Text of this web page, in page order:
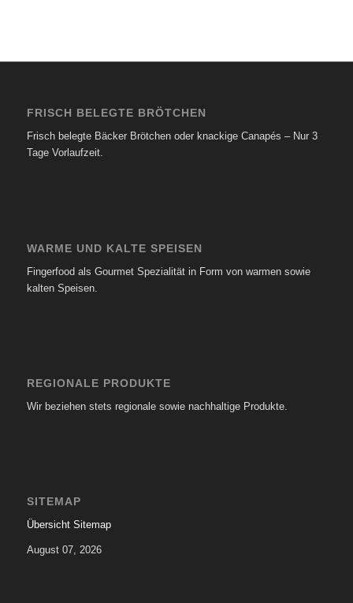
FRISCH BELEGTE BRÖTCHEN
Frisch belegte Bäcker Brötchen oder knackige Canapés – Nur 3
Tage Vorlaufzeit.
WARME UND KALTE SPEISEN
Fingerfood als Gourmet Spezialität in Form von warmen sowie
kalten Speisen.
REGIONALE PRODUKTE
Wir beziehen stets regionale sowie nachhaltige Produkte.
SITEMAP
Übersicht Sitemap
August 07, 2026